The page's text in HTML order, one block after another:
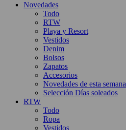
Novedades
Todo
RTW
Playa y Resort
Vestidos
Denim
Bolsos
Zapatos
Accesorios
Novedades de esta semana
Selección Días soleados
RTW
Todo
Ropa
Vestidos